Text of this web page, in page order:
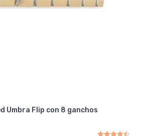
Umbra Flip con 8 ganchos